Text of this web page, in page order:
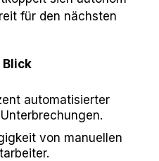
für den nächsten
Blick
automatisierter
von manuellen